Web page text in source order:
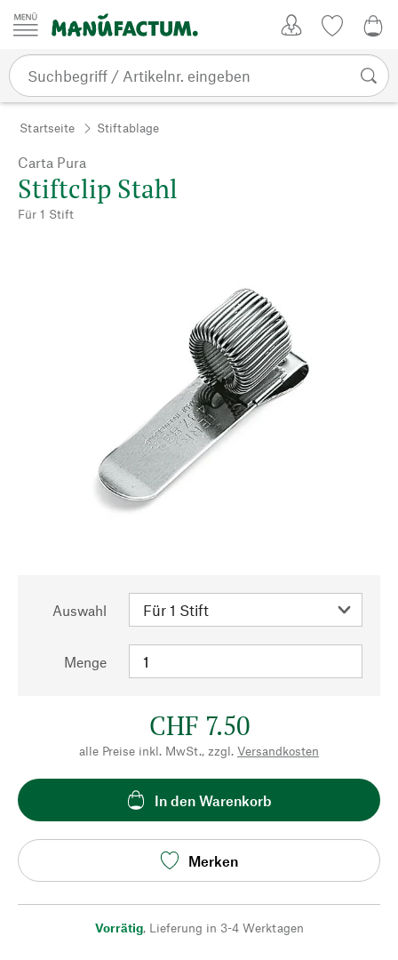
Zum Inhalt springen
Startseite Stiftablage
Carta Pura
Stiftclip Stahl
Für 1 Stift
Auswahl
Menge
CHF 7.50
alle Preise inkl. MwSt., zzgl. Versandkosten
In den Warenkorb
Merken
Vorrätig, Lieferung in 3-4 Werktagen